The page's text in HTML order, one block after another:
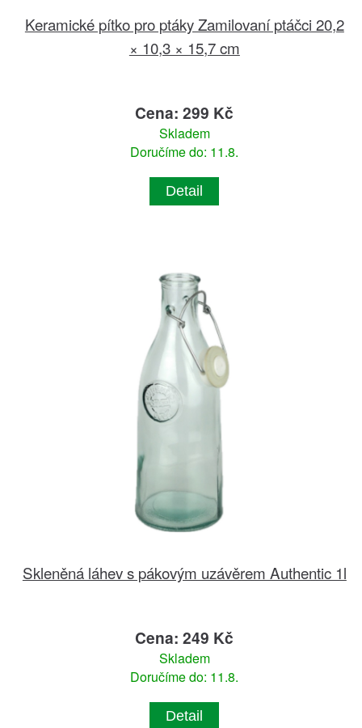
Keramické pítko pro ptáky Zamilovaní ptáčci 20,2
× 10,3 × 15,7 cm
Cena: 299 Kč
Skladem
Doručíme do: 11.8.
Detail
Skleněná láhev s pákovým uzávěrem Authentic 1l
Cena: 249 Kč
Skladem
Doručíme do: 11.8.
Detail